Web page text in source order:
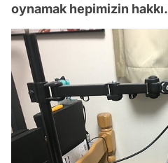
oynamak hepimizin hakkı.